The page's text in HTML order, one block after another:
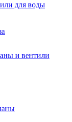
для воды
и вентили